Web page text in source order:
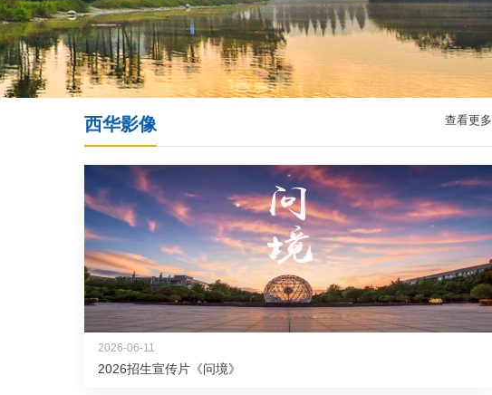
西华影像 查看更多
2026-06-11
2026招生宣传片《问境》